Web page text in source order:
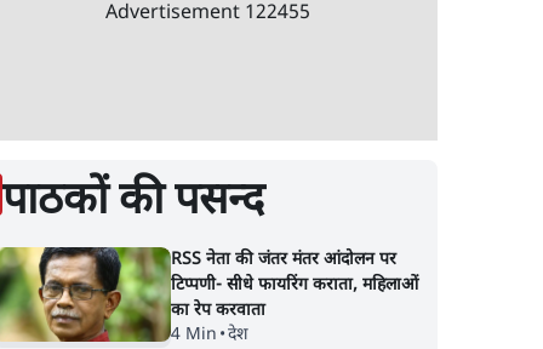
Advertisement 122455
पाठकों की पसन्द
RSS नेता की जंतर मंतर आंदोलन पर
टिप्पणी- सीधे फायरिंग कराता, महिलाओं
का रेप करवाता
4 Min •देश